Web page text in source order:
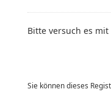
Bitte versuch es
Sie können dieses